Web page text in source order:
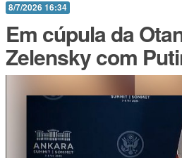
8/7/2026 16:34
Em cúpula da
Zelensky com